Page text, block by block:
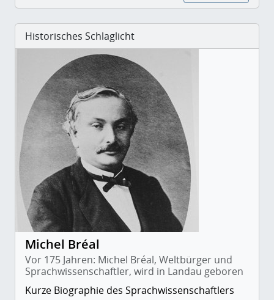
Historisches Schlaglicht
Michel Bréal
Vor 175 Jahren: Michel Bréal, Weltbürger und
Sprachwissenschaftler, wird in Landau geboren
Kurze Biographie des Sprachwissenschaftlers